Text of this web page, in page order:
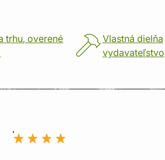
trhu, overené
Vlastná dielňa
vydavateľstvo